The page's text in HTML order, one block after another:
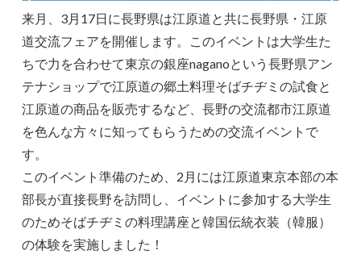
来月、3月17日に長野県は江原道と共に長野県・江原
道交流フェアを開催します。このイベントは大学生た
ちで力を合わせて東京の銀座naganoという長野県アン
テナショップで江原道の郷土料理そばチヂミの試食と
江原道の商品を販売するなど、長野の交流都市江原道
を色んな方々に知ってもらうための交流イベントで
す。
このイベント準備のため、2月には江原道東京本部の本
部長が直接長野を訪問し、イベントに参加する大学生
のためそばチヂミの料理講座と韓国伝統衣装（韓服）
の体験を実施しました！